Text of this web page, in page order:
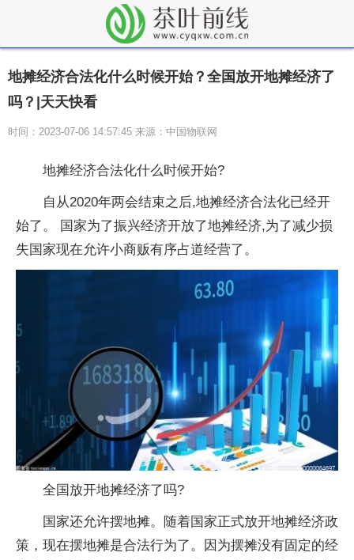
地摊经济合法化什么时候开始？全国放开地摊经济了
吗？|天天快看
时间：2023-07-06 14:57:45 来源：中国物联网
地摊经济合法化什么时候开始?
自从2020年两会结束之后,地摊经济合法化已经开
始了。 国家为了振兴经济开放了地摊经济,为了减少损
失国家现在允许小商贩有序占道经营了。
全国放开地摊经济了吗?
国家还允许摆地摊。随着国家正式放开地摊经济政
策，现在摆地摊是合法行为了。因为摆摊没有固定的经